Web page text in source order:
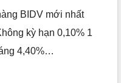
BIDV mới nhất
kỳ hạn 0,10% 1
4,40%…